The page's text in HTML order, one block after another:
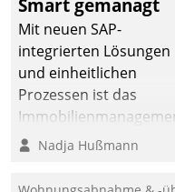
Mit neuen SAP-
integrierten Lösungen
und einheitlichen
Prozessen ist das
der Bayerischen
Ressort Kapitalanlage
Nadja Hußmann